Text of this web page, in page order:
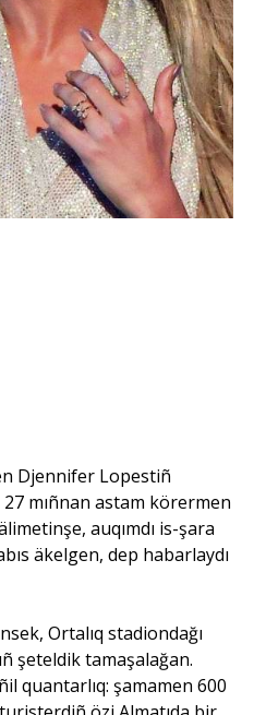
Djennifer Lopestiñ
mıñnan astam körermen
auqımdı is-şara
äkelgen, dep habarlaydı
Ortalıq stadiondağı
şeteldik tamaşalağan.
quantarlıq: şamamen 600